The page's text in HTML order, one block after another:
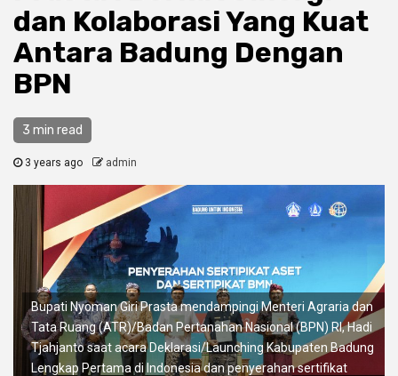
dan Kolaborasi Yang Kuat
Antara Badung Dengan
BPN
3 min read
3 years ago admin
Bupati Nyoman Giri Prasta mendampingi Menteri Agraria dan
Tata Ruang (ATR)/Badan Pertanahan Nasional (BPN) RI, Hadi
Tjahjanto saat acara Deklarasi/Launching Kabupaten Badung
Lengkap Pertama di Indonesia dan penyerahan sertifikat